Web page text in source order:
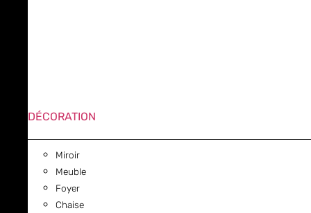
DÉCORATION
Miroir
Meuble
Foyer
Chaise